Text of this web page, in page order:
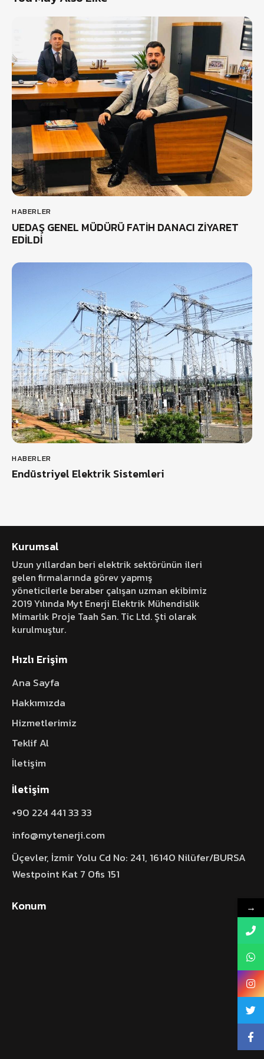
HABERLER
UEDAŞ GENEL MÜDÜRÜ FATİH DANACI ZİYARET
EDİLDİ
HABERLER
Endüstriyel Elektrik Sistemleri
Kurumsal
Uzun yıllardan beri elektrik sektörünün ileri
gelen firmalarında görev yapmış
yöneticilerle beraber çalışan uzman ekibimiz
2019 Yılında Myt Enerji Elektrik Mühendislik
Mimarlık Proje Taah San. Tic Ltd. Şti olarak
kurulmuştur.
Hızlı Erişim
Ana Sayfa
Hakkımızda
Hizmetlerimiz
Teklif Al
İletişim
İletişim
+90 224 441 33 33
info@mytenerji.com
Üçevler, İzmir Yolu Cd No: 241, 16140 Nilüfer/BURSA
Westpoint Kat 7 Ofis 151
Konum →